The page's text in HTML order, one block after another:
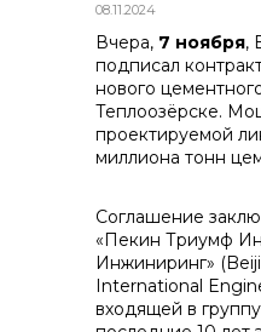
реализация
контакты
08.11.2024
Вчера, 7 ноября,
подписал
нового
Теплоозёрске.
проектируемой
миллиона тонн
Соглашение
«Пекин Триумф
Инжиниринг»
International
входящей в